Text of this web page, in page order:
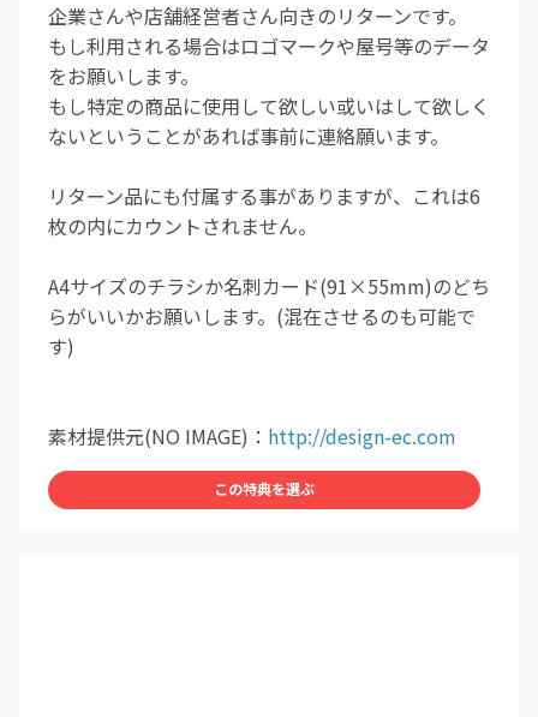
企業さんや店舗経営者さん向きのリターンです。
もし利用される場合はロゴマークや屋号等のデータ
をお願いします。
もし特定の商品に使用して欲しい或いはして欲しく
ないということがあれば事前に連絡願います。
リターン品にも付属する事がありますが、これは6
枚の内にカウントされません。
A4サイズのチラシか名刺カード(91×55mm)のどち
らがいいかお願いします。(混在させるのも可能で
す)
素材提供元(NO IMAGE)： http://design-ec.com
この特典を選ぶ